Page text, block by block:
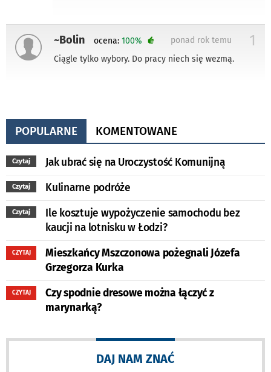
~Bolin 1
ponad rok temu
ocena: 100%
Ciągle tylko wybory. Do pracy niech się wezmą.
POPULARNE KOMENTOWANE
Czytaj Jak ubrać się na Uroczystość Komunijną
Czytaj Kulinarne podróże
Czytaj
Ile kosztuje wypożyczenie samochodu bez
kaucji na lotnisku w Łodzi?
CZYTAJ
Mieszkańcy Mszczonowa pożegnali Józefa
Grzegorza Kurka
CZYTAJ
Czy spodnie dresowe można łączyć z
marynarką?
DAJ NAM ZNAĆ